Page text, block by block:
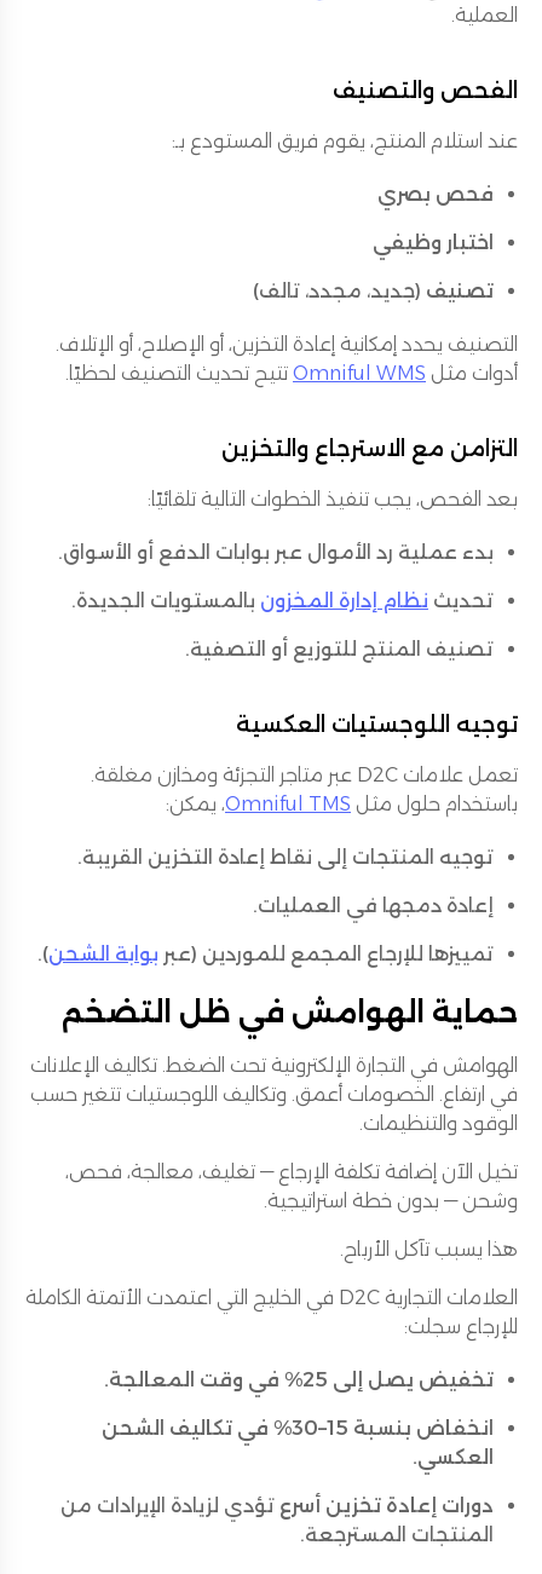
العملية.
الفحص والتصنيف
عند استلام المنتج، يقوم فريق المستودع بـ:
فحص بصري
اختبار وظيفي
تصنيف (جديد، مجدد، تالف)
التصنيف يحدد إمكانية إعادة التخزين، أو الإصلاح، أو الإتلاف.
أدوات مثل Omniful WMS تتيح تحديث التصنيف لحظيًا.
التزامن مع الاسترجاع والتخزين
بعد الفحص، يجب تنفيذ الخطوات التالية تلقائيًا:
بدء عملية رد الأموال عبر بوابات الدفع أو الأسواق.
تحديث نظام إدارة المخزون بالمستويات الجديدة.
تصنيف المنتج للتوزيع أو التصفية.
توجيه اللوجستيات العكسية
تعمل علامات D2C عبر متاجر التجزئة ومخازن مغلقة.
باستخدام حلول مثل Omniful TMS، يمكن:
توجيه المنتجات إلى نقاط إعادة التخزين القريبة.
إعادة دمجها في العمليات.
تمييزها للإرجاع المجمع للموردين (عبر بوابة الشحن).
حماية الهوامش في ظل التضخم
الهوامش في التجارة الإلكترونية تحت الضغط. تكاليف الإعلانات
في ارتفاع. الخصومات أعمق. وتكاليف اللوجستيات تتغير حسب
الوقود والتنظيمات.
تخيل الآن إضافة تكلفة الإرجاع — تغليف، معالجة، فحص،
وشحن — بدون خطة استراتيجية.
هذا يسبب تآكل الأرباح.
العلامات التجارية D2C في الخليج التي اعتمدت الأتمتة الكاملة
للإرجاع سجلت:
تخفيض يصل إلى 25% في وقت المعالجة.
انخفاض بنسبة 15–30% في تكاليف الشحن
العكسي.
دورات إعادة تخزين أسرع تؤدي لزيادة الإيرادات من
المنتجات المسترجعة.